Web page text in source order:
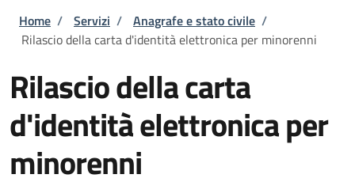
Briciole di pane
Home / Servizi / Anagrafe e stato civile /
Rilascio della carta d'identità elettronica per minorenni
Rilascio della carta
d'identità elettronica per
minorenni